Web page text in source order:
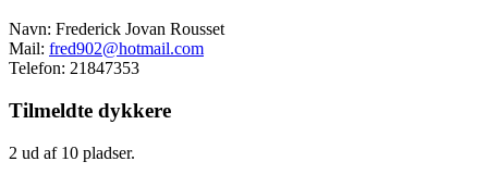
Navn: Frederick Jovan Rousset
Mail: fred902@hotmail.com
Telefon: 21847353
Tilmeldte dykkere
2 ud af 10 pladser.